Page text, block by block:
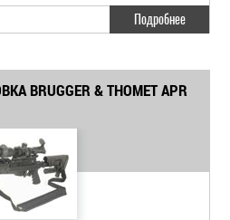
Подробнее
BRUGGER & THOMET APR